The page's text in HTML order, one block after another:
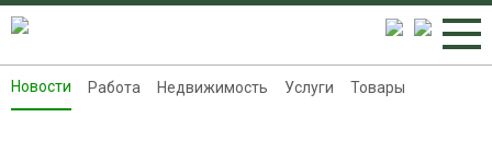
Новости
Новости Работа Недвижимость Услуги Товары